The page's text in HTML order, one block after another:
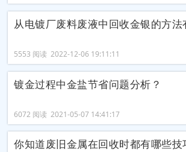
从电镀厂废料废液中回收金银的方法
5553 阅读 2022-12-06 19:11:11
镀金过程中金盐节省问题分析？
6072 阅读 2021-05-07 14:41:17
你知道废旧金属在回收时都有哪些技